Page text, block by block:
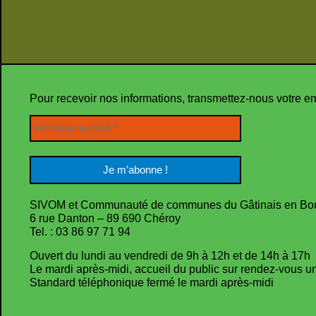
Pour recevoir nos informations, transmettez-nous votre
SIVOM et Communauté de communes du Gâtinais en
6 rue Danton – 89 690 Chéroy
Tel. : 03 86 97 71 94
Ouvert du lundi au vendredi de 9h à 12h et de 14h à 17h
Le mardi après-midi, accueil du public sur rendez-vous
Standard téléphonique fermé le mardi après-midi